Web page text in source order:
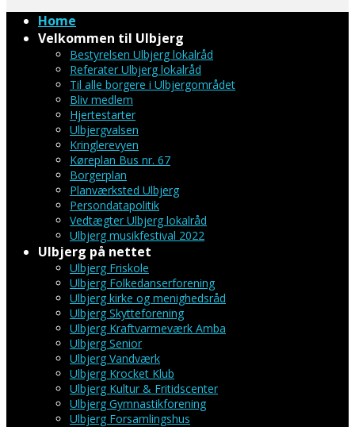
Home
Velkommen til Ulbjerg
Bestyrelsen Ulbjerg lokalråd
Referater Ulbjerg lokalråd
Til alle borgere i Ulbjergområdet
Bliv medlem
Hjertestarter
Ulbjergvalsen
Kringlerevyen
Køreplan Bus nr. 67
Borgerplan
Planværksted Ulbjerg
Persondatapolitik
Vedtægter Ulbjerg lokalråd
Ulbjerg musikfestival 2022
Ulbjerg på nettet
Ulbjerg Friskole
Ulbjerg Folkedanserforening
Ulbjerg kirke og menighedsråd
Ulbjerg Skytteforening
Ulbjerg Kraftvarmeværk Amba
Ulbjerg Senior
Ulbjerg Vandværk
Ulbjerg Krocket Klub
Ulbjerg Kultur & Fritidscenter
Ulbjerg Gymnastikforening
Ulbjerg Forsamlingshus